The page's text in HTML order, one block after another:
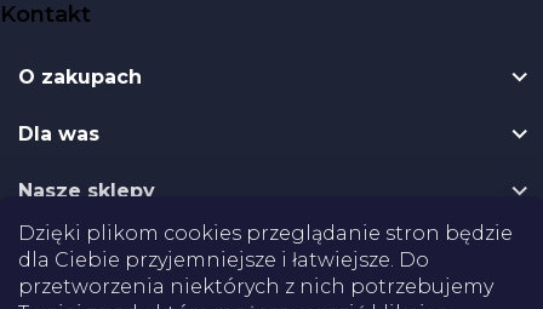
Dzięki plikom cookies przeglądanie stron będzie
dla Ciebie przyjemniejsze i łatwiejsze. Do
przetworzenia niektórych z nich potrzebujemy
t
Kontakt
O zakupach
Dla was
Nasze sklepy
Dostawa